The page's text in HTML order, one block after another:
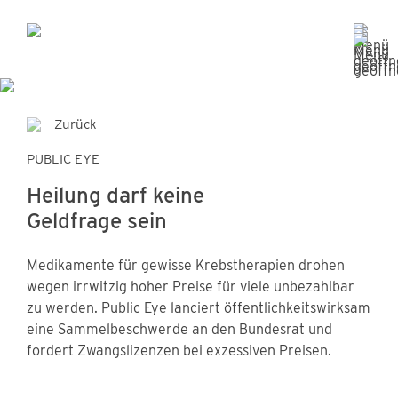
PUBLIC EYE
Heilung darf keine
Geldfrage sein
Medikamente für gewisse Krebstherapien drohen
wegen irrwitzig hoher Preise für viele unbezahlbar
zu werden. Public Eye lanciert öffentlichkeitswirksam
eine Sammelbeschwerde an den Bundesrat und
fordert Zwangslizenzen bei exzessiven Preisen.
Zurück